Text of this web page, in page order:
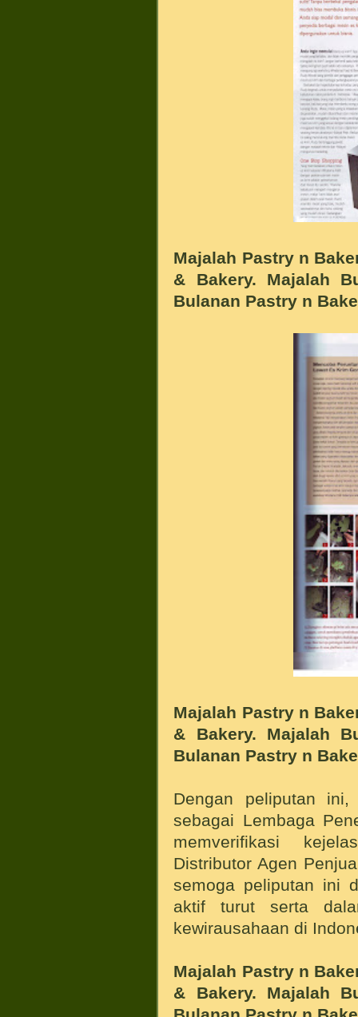
Majalah Pastry n
& Bakery. Majalah
Bulanan Pastry n
Majalah Pastry n
& Bakery. Majalah
Bulanan Pastry n
Dengan peliputan
sebagai Lembaga
memverifikasi
Distributor Agen
semoga peliputan ini
aktif turut serta
kewirausahaan di
Majalah Pastry n
& Bakery. Majalah